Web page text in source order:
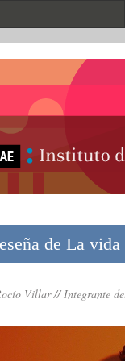
de La
Villar // Integrante